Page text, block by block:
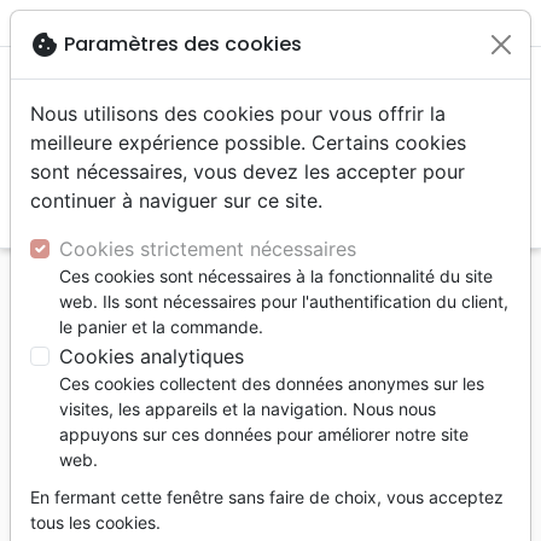
menu
Accueil Livres Etude de la Bible
Commentaires
NBC - Nouvelle Bible commentée - Evangile selon
Luc
NBC Nouvelle Bible commentée
Evangile selon Luc
Trichard Alain-Michel
RéférenceVV4459 EAN9782363344595
cookie Paramètres des cookies
Nous utilisons des cookies pour vous offrir la
meilleure expérience possible. Certains cookies
sont nécessaires, vous devez les accepter pour
continuer à naviguer sur ce site.
Cookies strictement nécessaires
Ces cookies sont nécessaires à la fonctionnalité du site
web. Ils sont nécessaires pour l'authentification du client,
le panier et la commande.
Cookies analytiques
Ces cookies collectent des données anonymes sur les
visites, les appareils et la navigation. Nous nous
appuyons sur ces données pour améliorer notre site
web.
En fermant cette fenêtre sans faire de choix, vous acceptez
tous les cookies.